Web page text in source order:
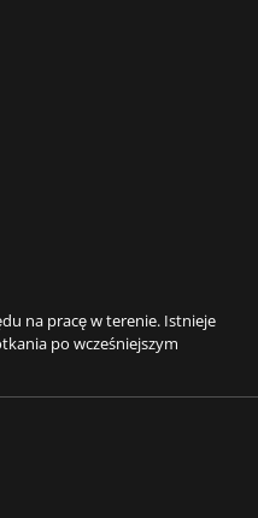
na pracę w terenie. Istnieje
po wcześniejszym